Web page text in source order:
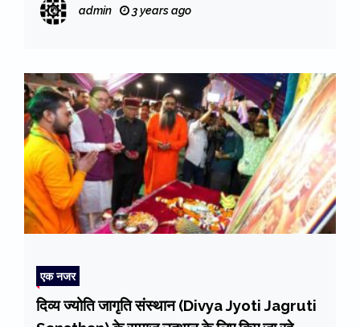
admin 3 years ago
एक नजर
दिव्य ज्योति जागृति संस्थान (Divya Jyoti Jagruti